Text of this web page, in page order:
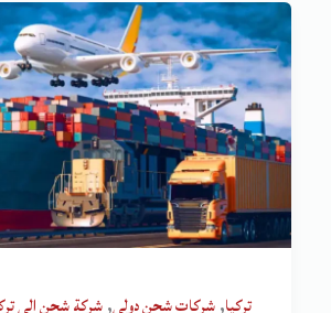
تركيا,شركات شحن دولي,شركة شحن الى